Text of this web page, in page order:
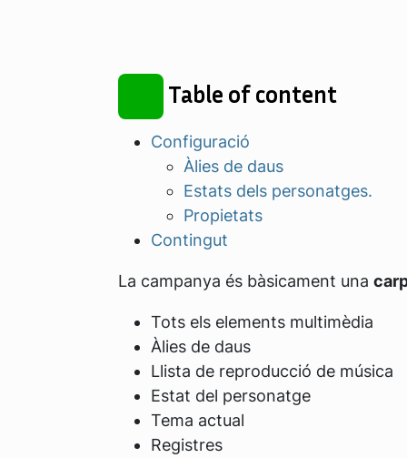
Table of content
Configuració
Àlies de daus
Estats dels personatges.
Propietats
Contingut
La campanya és bàsicament una
Tots els elements multimèdia
Àlies de daus
Llista de reproducció de música
Estat del personatge
Tema actual
Registres